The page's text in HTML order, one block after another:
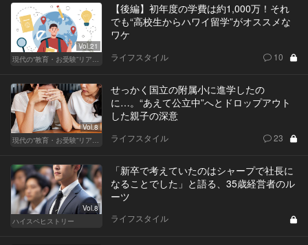
Vol.21
現代の“教育・お受験”リアルドキュメント
【後編】初年度の学費は約1,000万！それ
でも“高校生からハワイ留学”がオススメな
ワケ
ライフスタイル 10
Vol.8
せっかく国立の附属小に進学したの
に…。“あえて公立中”へとドロップアウト
した親子の深意
ライフスタイル 23
Vol.8
ハイスペヒストリー
「新卒で考えていたのはシャープで社長に
なることでした」と語る、35歳経営者のル
ーツ
ライフスタイル